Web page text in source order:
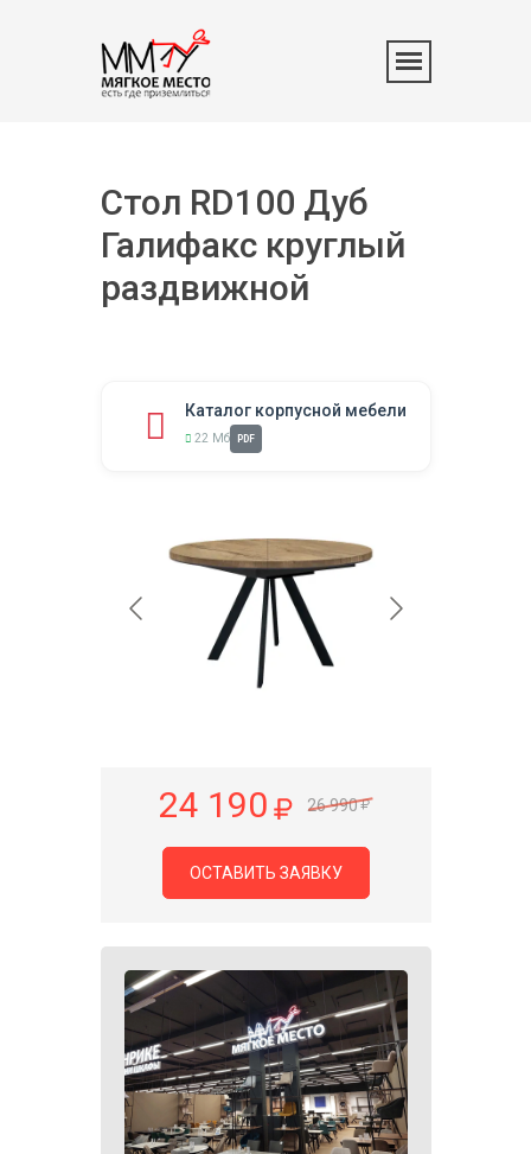
Стол RD100 Дуб
Галифакс круглый
раздвижной
Каталог корпусной мебели
22 Мб PDF
24 190 26 990
ОСТАВИТЬ ЗАЯВКУ